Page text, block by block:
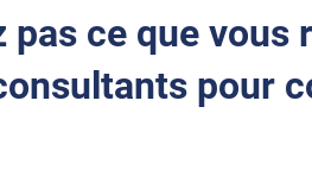
pas ce que vous
pour